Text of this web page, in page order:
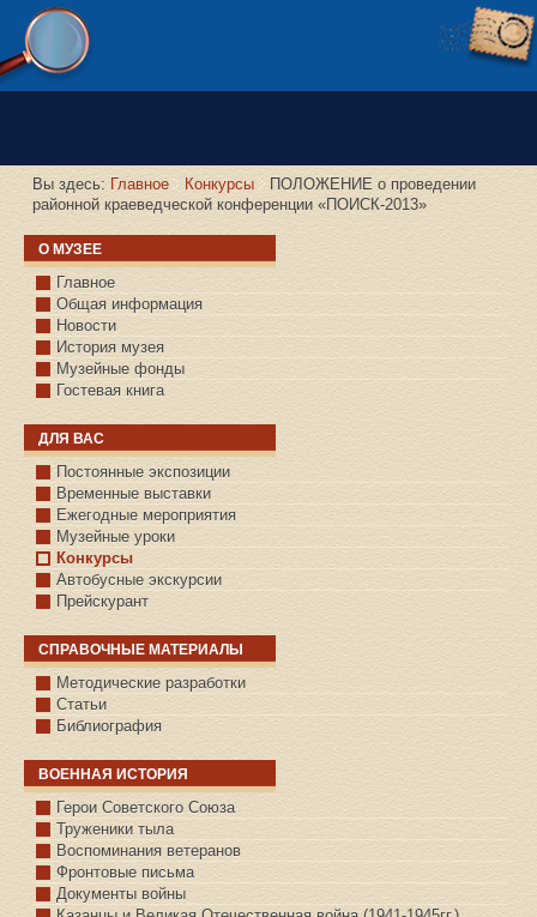
Версия сайта для слабовидящих
Вы здесь: Главное Конкурсы
ПОЛОЖЕНИЕ о проведении
районной краеведческой конференции «ПОИСК-2013»
О МУЗЕЕ
Главное
Общая информация
Новости
История музея
Музейные фонды
Гостевая книга
ДЛЯ ВАС
Постоянные экспозиции
Временные выставки
Ежегодные мероприятия
Музейные уроки
Конкурсы
Автобусные экскурсии
Прейскурант
СПРАВОЧНЫЕ МАТЕРИАЛЫ
Методические разработки
Статьи
Библиография
ВОЕННАЯ ИСТОРИЯ
С.КАЗАНСКОЕ
Герои Советского Союза
Труженики тыла
Воспоминания ветеранов
Фронтовые письма
Документы войны